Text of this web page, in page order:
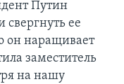
Путин
ее
он наращивает
заместитель
на нашу